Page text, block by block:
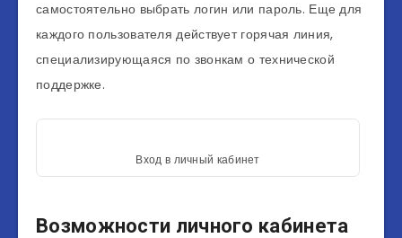
самостоятельно выбрать логин или пароль. Еще для
каждого пользователя действует горячая линия,
специализирующаяся по звонкам о технической
поддержке.
Вход в личный кабинет
Возможности личного кабинета